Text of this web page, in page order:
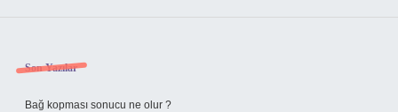
Sidebar
Son Yazılar
Bağ kopması sonucu ne olur ?